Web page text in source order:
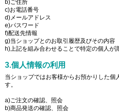
b)ご住所
c)お電話番号
d)メールアドレス
e)パスワード
f)配送先情報
g)当ショップとのお取引履歴及びその内容
h)上記を組み合わせることで特定の個人が
3.個人情報の利用
当ショップではお客様からお預かりした個
す。
a)ご注文の確認、照会
b)商品発送の確認、照会